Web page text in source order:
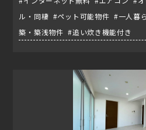
ル・同棲 #ペット可能物件 #一人暮
築・築浅物件 #追い炊き機能付き